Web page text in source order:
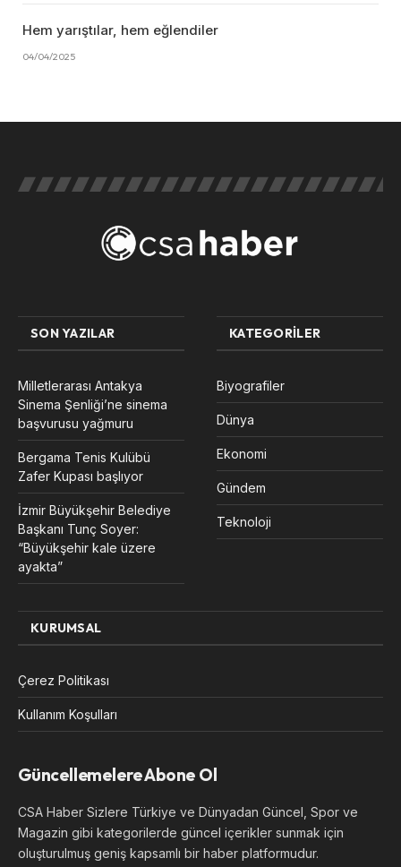
Hem yarıştılar, hem eğlendiler
04/04/2025
SON YAZILAR
Milletlerarası Antakya
Sinema Şenliği’ne sinema
başvurusu yağmuru
Bergama Tenis Kulübü
Zafer Kupası başlıyor
İzmir Büyükşehir Belediye
Başkanı Tunç Soyer:
“Büyükşehir kale üzere
ayakta”
KATEGORILER
Biyografiler
Dünya
Ekonomi
Gündem
Teknoloji
KURUMSAL
Çerez Politikası
Kullanım Koşulları
Güncellemelere Abone Ol
CSA Haber Sizlere Türkiye ve Dünyadan Güncel, Spor ve
Magazin gibi kategorilerde güncel içerikler sunmak için
oluşturulmuş geniş kapsamlı bir haber platformudur.